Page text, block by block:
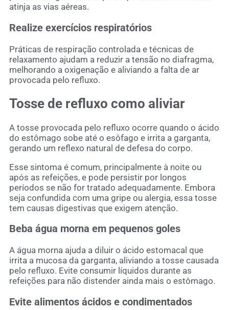
atinja as vias aéreas.
Realize exercícios respiratórios
Práticas de respiração controlada e técnicas de
relaxamento ajudam a reduzir a tensão no diafragma,
melhorando a oxigenação e aliviando a falta de ar
provocada pelo refluxo.
Tosse de refluxo como aliviar
A tosse provocada pelo refluxo ocorre quando o ácido
do estômago sobe até o esôfago e irrita a garganta,
gerando um reflexo natural de defesa do corpo.
Esse sintoma é comum, principalmente à noite ou
após as refeições, e pode persistir por longos
períodos se não for tratado adequadamente. Embora
seja confundida com uma gripe ou alergia, essa tosse
tem causas digestivas que exigem atenção.
Beba água morna em pequenos goles
A água morna ajuda a diluir o ácido estomacal que
irrita a mucosa da garganta, aliviando a tosse causada
pelo refluxo. Evite consumir líquidos durante as
refeições para não distender ainda mais o estômago.
Evite alimentos ácidos e condimentados